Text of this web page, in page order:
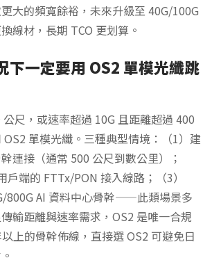
大的頻寬餘裕，未來升級至 40G/100G
線材，長期 TCO 更划算。
下一定要用 OS2 單模光纖跳
尺，或速率超過 10G 且距離超過 400
單模光纖。三種典型情境：（1）建
連接（通常 500 公尺到數公里）；
戶端的 FTTx/PON 接入線路；（3）
800G AI 資料中心骨幹——此類場景多
輸距離與速率需求，OS2 是唯一合規
上的骨幹佈線，直接選 OS2 可避免日